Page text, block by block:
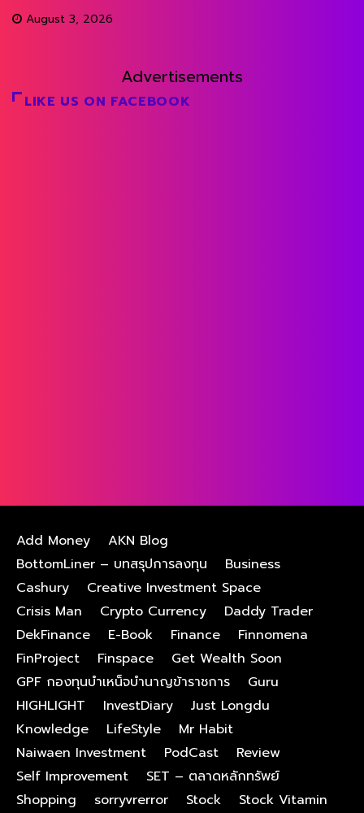
August 3, 2026
Advertisements
LIKE US ON FACEBOOK
Add Money
AKN Blog
BottomLiner – บทสรุปการลงทุน
Business
Cashury
Creative Investment Space
Crisis Man
Crypto Currency
Daddy Trader
DekFinance
E-Book Finance
Finnomena
FinProject
Finspace
Get Wealth Soon
GPF กองทุนบําเหน็จบํานาญข้าราชการ
Guru
HIGHLIGHT
InvestDiary
Just Longdu
Knowledge
LifeStyle
Mr Habit
Naiwaen Investment
PodCast
Review
Self Improvement
SET – ตลาดหลักทรัพย์
Shopping
sorryvrerror Stock
Stock Vitamin